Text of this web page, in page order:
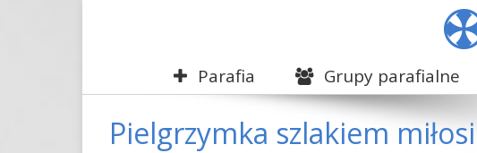
Parafia Grupy parafialne
Pielgrzymka szlakiem